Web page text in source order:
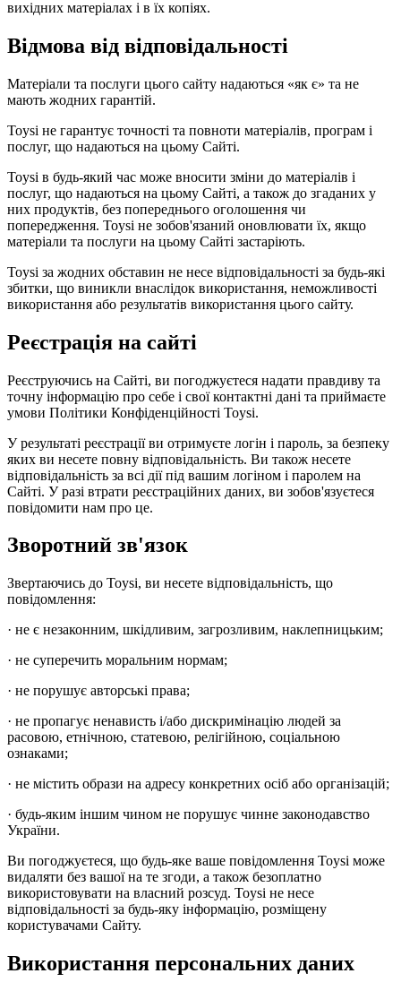
вихідних матеріалах і в їх копіях.
Відмова від відповідальності
Матеріали та послуги цього сайту надаються «як є» та не
мають жодних гарантій.
Toysi не гарантує точності та повноти матеріалів, програм і
послуг, що надаються на цьому Сайті.
Toysi в будь-який час може вносити зміни до матеріалів і
послуг, що надаються на цьому Сайті, а також до згаданих у
них продуктів, без попереднього оголошення чи
попередження. Toysi не зобов'язаний оновлювати їх, якщо
матеріали та послуги на цьому Сайті застаріють.
Toysi за жодних обставин не несе відповідальності за будь-які
збитки, що виникли внаслідок використання, неможливості
використання або результатів використання цього сайту.
Реєстрація на сайті
Реєструючись на Сайті, ви погоджуєтеся надати правдиву та
точну інформацію про себе і свої контактні дані та приймаєте
умови Політики Конфіденційності Toysi.
У результаті реєстрації ви отримуєте логін і пароль, за безпеку
яких ви несете повну відповідальність. Ви також несете
відповідальність за всі дії під вашим логіном і паролем на
Сайті. У разі втрати реєстраційних даних, ви зобов'язуєтеся
повідомити нам про це.
Зворотний зв'язок
Звертаючись до Toysi, ви несете відповідальність, що
повідомлення:
· не є незаконним, шкідливим, загрозливим, наклепницьким;
· не суперечить моральним нормам;
· не порушує авторські права;
· не пропагує ненависть і/або дискримінацію людей за
расовою, етнічною, статевою, релігійною, соціальною
ознаками;
· не містить образи на адресу конкретних осіб або організацій;
· будь-яким іншим чином не порушує чинне законодавство
України.
Ви погоджуєтеся, що будь-яке ваше повідомлення Toysi може
видаляти без вашої на те згоди, а також безоплатно
використовувати на власний розсуд. Toysi не несе
відповідальності за будь-яку інформацію, розміщену
користувачами Сайту.
Використання персональних даних